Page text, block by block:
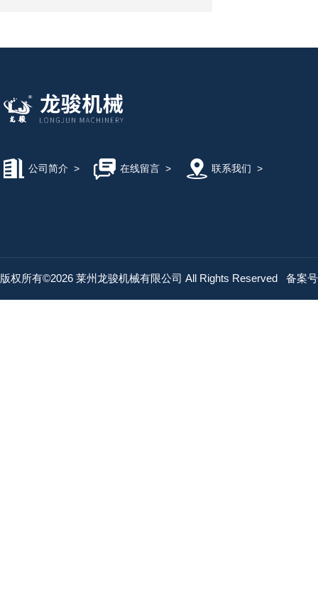
公司简介 > 在线留言> 联系我们 >
版权所有©2026 莱州龙骏机械有限公司 All Rights Reserved 备案